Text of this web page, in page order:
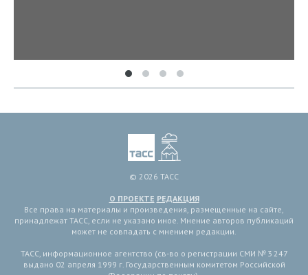
© 2026 ТАСС
О ПРОЕКТЕ РЕДАКЦИЯ
Все права на материалы и произведения, размещенные на сайте,
принадлежат ТАСС, если не указано иное. Мнение авторов публикаций
может не совпадать с мнением редакции.
ТАСС, информационное агентство (св-во о регистрации СМИ № 3 247
выдано 02 апреля 1999 г. Государственным комитетом Российской